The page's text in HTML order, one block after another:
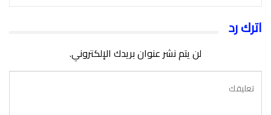
اترك رد
لن يتم نشر عنوان بريدك الإلكتروني.